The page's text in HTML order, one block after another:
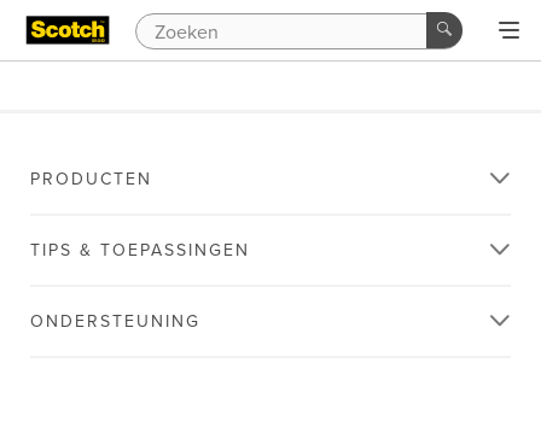
PRODUCTEN
TIPS & TOEPASSINGEN
ONDERSTEUNING